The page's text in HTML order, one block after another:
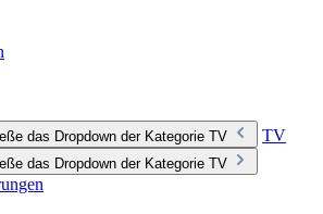
das Dropdown der Kategorie TV TV
das Dropdown der Kategorie TV